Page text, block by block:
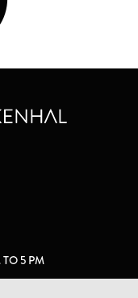
5 PM